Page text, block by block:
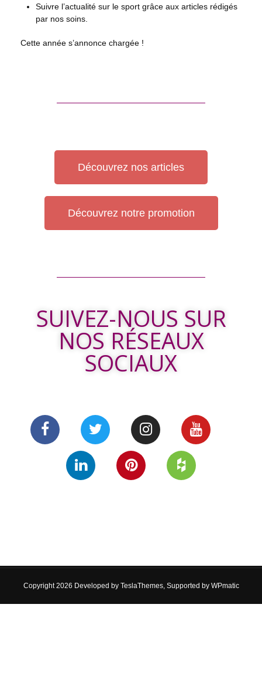
Suivre l’actualité sur le sport grâce aux articles rédigés
par nos soins.
Cette année s’annonce chargée !
Découvrez nos articles
Découvrez notre promotion
SUIVEZ-NOUS SUR
NOS RÉSEAUX
SOCIAUX
Copyright 2026 Developed by TeslaThemes, Supported by WPmatic